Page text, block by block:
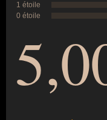
1 étoile
0 étoile